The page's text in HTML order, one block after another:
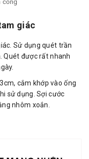
giác
Sử dụng quét trần
Quét được rất nhanh
cắm khớp vào ống
sử dụng. Sợi cước
nhôm xoắn.